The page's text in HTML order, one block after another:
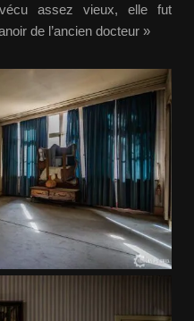
assez vieux, elle fut
de l’ancien docteur »